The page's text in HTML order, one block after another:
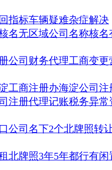
指标车辆疑难杂症解决
名无区域公司名称核名
公司财务代理工商变更
工商注册办海淀公司注
注册代理记账税务异常
公司名下2个北牌照转
北牌照3年5年都行有闲